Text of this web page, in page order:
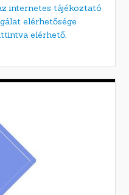
internetes tájékoztató
elérhetősége
elérhető.